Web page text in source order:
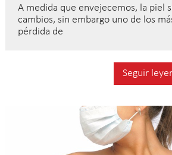
A medida que envejecemos, la piel
cambios, sin embargo uno de los
pérdida de
Seguir